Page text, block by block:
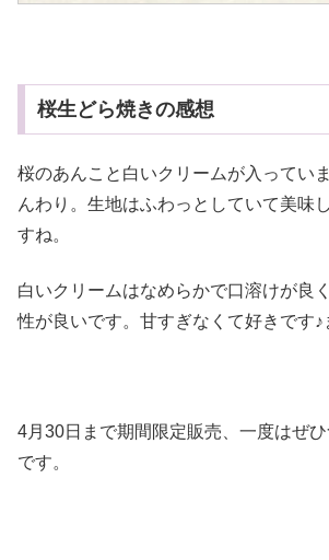
桜生どら焼きの感想
桜のあんこと白いクリームが入ってい
んわり。生地はふわっとしていて美味
すね。
白いクリームはなめらかで口溶けが良
性が良いです。甘すぎなくて好きです♪
4月30日まで期間限定販売、一度はぜ
です。